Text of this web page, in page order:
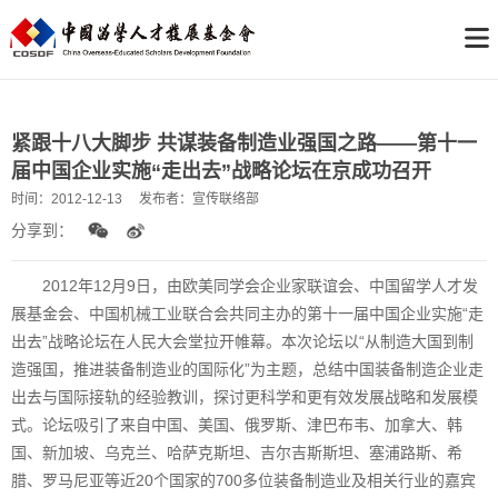
紧跟十八大脚步 共谋装备制造业强国之路——第十一
届中国企业实施“走出去”战略论坛在京成功召开
时间： 2012-12-13 发布者： 宣传联络部
分享到：
2012年12月9日，由欧美同学会企业家联谊会、中国留学人才发
展基金会、中国机械工业联合会共同主办的第十一届中国企业实施“走
出去”战略论坛在人民大会堂拉开帷幕。本次论坛以“从制造大国到制
造强国，推进装备制造业的国际化”为主题，总结中国装备制造企业走
出去与国际接轨的经验教训，探讨更科学和更有效发展战略和发展模
式。论坛吸引了来自中国、美国、俄罗斯、津巴布韦、加拿大、韩
国、新加坡、乌克兰、哈萨克斯坦、吉尔吉斯斯坦、塞浦路斯、希
腊、罗马尼亚等近20个国家的700多位装备制造业及相关行业的嘉宾